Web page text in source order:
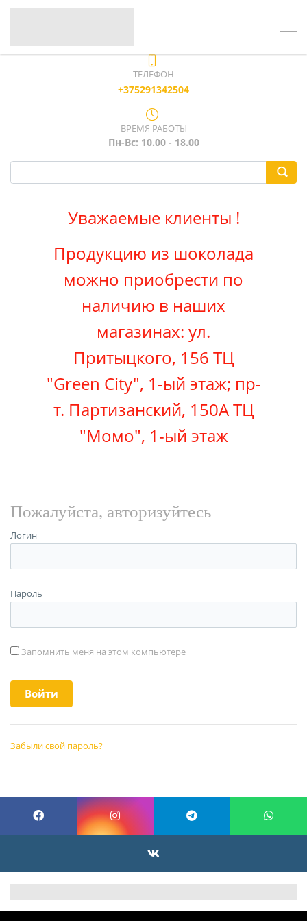
ТЕЛЕФОН
+375291342504
ВРЕМЯ РАБОТЫ
Пн-Вс: 10.00 - 18.00
Уважаемые клиенты !
Продукцию из шоколада
можно приобрести по
наличию в наших
магазинах: ул.
Притыцкого, 156 ТЦ
"Green City", 1-ый этаж; пр-
т. Партизанский, 150А ТЦ
"Момо", 1-ый этаж
Пожалуйста, авторизуйтесь
Логин
Пароль
Запомнить меня на этом компьютере
Забыли свой пароль?